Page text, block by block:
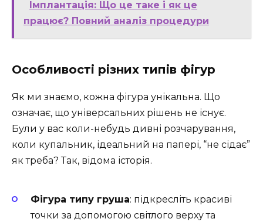
Імплантація: Що це таке і як це
працює? Повний аналіз процедури
Особливості різних типів фігур
Як ми знаємо, кожна фігура унікальна. Що
означає, що універсальних рішень не існує.
Були у вас коли-небудь дивні розчарування,
коли купальник, ідеальний на папері, “не сідає”
як треба? Так, відома історія.
Фігура типу груша: підкресліть красиві
точки за допомогою світлого верху та